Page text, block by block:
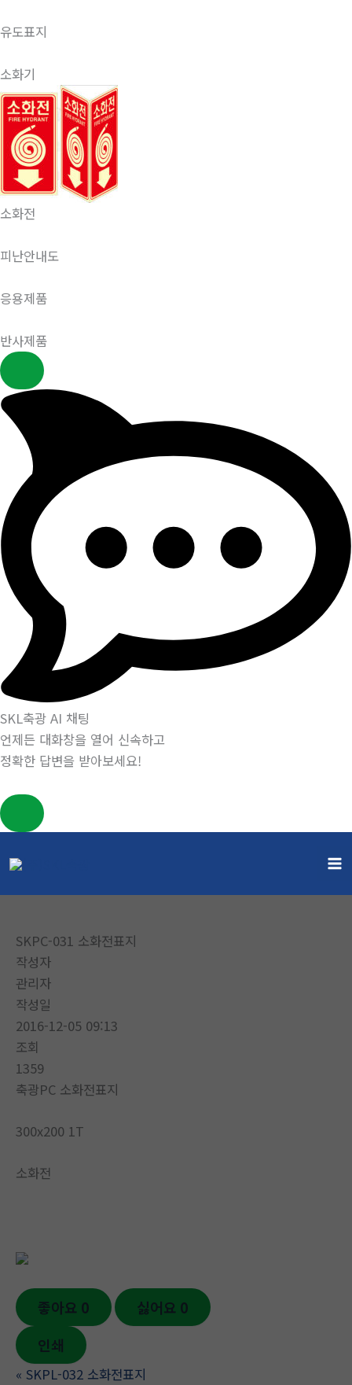
유도표지
소화기
소화전
피난안내도
응용제품
반사제품
SKL축광 AI 채팅
언제든 대화창을 열어 신속하고
정확한 답변을 받아보세요!
텐
홈
소화전
SKPC-031 소화전표지
작성자
관리자
작성일
2016-12-05 09:13
조회
1359
축광PC 소화전표지
300x200 1T
소화전
좋아요 0 싫어요 0
인쇄
« SKPL-032 소화전표지